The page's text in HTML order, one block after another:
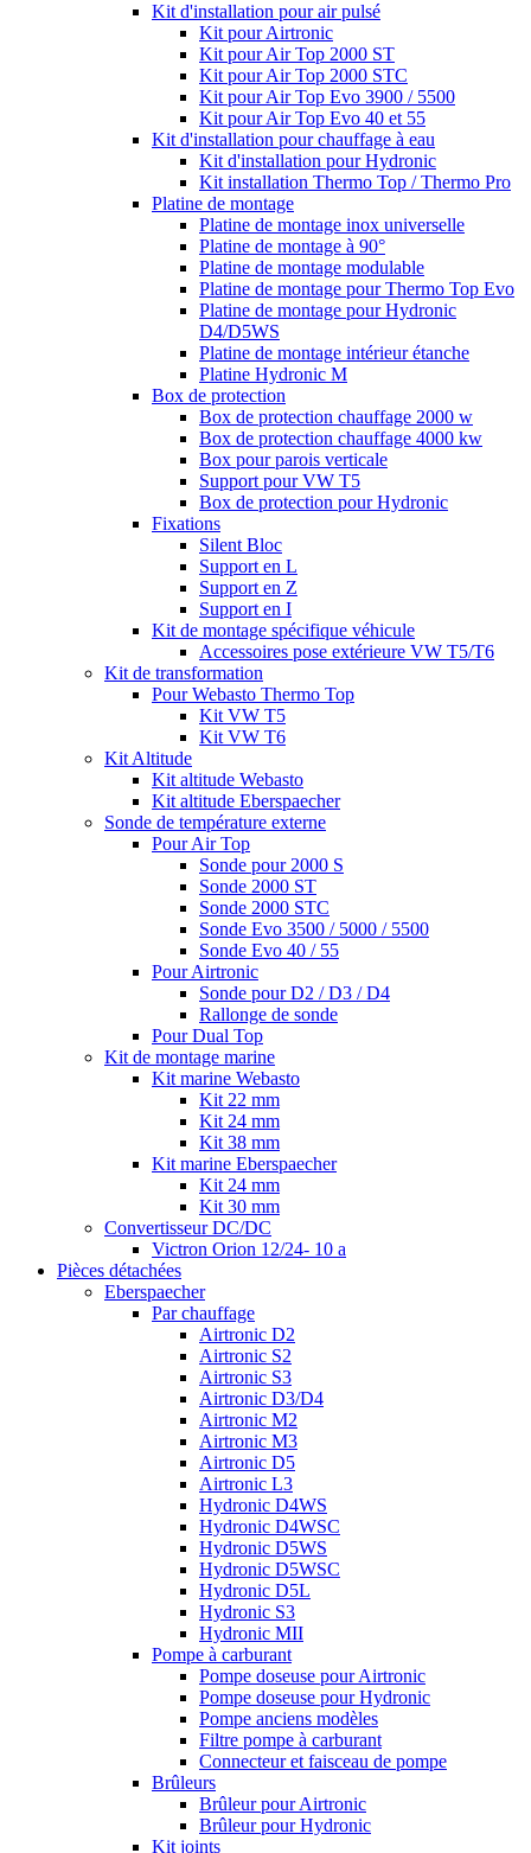
Kit d'installation pour air pulsé
Kit pour Airtronic
Kit pour Air Top 2000 ST
Kit pour Air Top 2000 STC
Kit pour Air Top Evo 3900 / 5500
Kit pour Air Top Evo 40 et 55
Kit d'installation pour chauffage à eau
Kit d'installation pour Hydronic
Kit installation Thermo Top / Thermo Pro
Platine de montage
Platine de montage inox universelle
Platine de montage à 90°
Platine de montage modulable
Platine de montage pour Thermo Top Evo
Platine de montage pour Hydronic
D4/D5WS
Platine de montage intérieur étanche
Platine Hydronic M
Box de protection
Box de protection chauffage 2000 w
Box de protection chauffage 4000 kw
Box pour parois verticale
Support pour VW T5
Box de protection pour Hydronic
Fixations
Silent Bloc
Support en L
Support en Z
Support en I
Kit de montage spécifique véhicule
Accessoires pose extérieure VW T5/T6
Kit de transformation
Pour Webasto Thermo Top
Kit VW T5
Kit VW T6
Kit Altitude
Kit altitude Webasto
Kit altitude Eberspaecher
Sonde de température externe
Pour Air Top
Sonde pour 2000 S
Sonde 2000 ST
Sonde 2000 STC
Sonde Evo 3500 / 5000 / 5500
Sonde Evo 40 / 55
Pour Airtronic
Sonde pour D2 / D3 / D4
Rallonge de sonde
Pour Dual Top
Kit de montage marine
Kit marine Webasto
Kit 22 mm
Kit 24 mm
Kit 38 mm
Kit marine Eberspaecher
Kit 24 mm
Kit 30 mm
Convertisseur DC/DC
Victron Orion 12/24- 10 a
Pièces détachées
Eberspaecher
Par chauffage
Airtronic D2
Airtronic S2
Airtronic S3
Airtronic D3/D4
Airtronic M2
Airtronic M3
Airtronic D5
Airtronic L3
Hydronic D4WS
Hydronic D4WSC
Hydronic D5WS
Hydronic D5WSC
Hydronic D5L
Hydronic S3
Hydronic MII
Pompe à carburant
Pompe doseuse pour Airtronic
Pompe doseuse pour Hydronic
Pompe anciens modèles
Filtre pompe à carburant
Connecteur et faisceau de pompe
Brûleurs
Brûleur pour Airtronic
Brûleur pour Hydronic
Kit joints